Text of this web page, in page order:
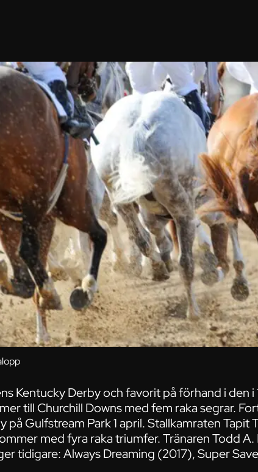
Kentucky Derby och favorit på förhand i den i
till Churchill Downs med fem raka segrar.
Gulfstream Park 1 april. Stallkamraten Tapit
med fyra raka triumfer. Tränaren Todd
tidigare: Always Dreaming (2017), Super